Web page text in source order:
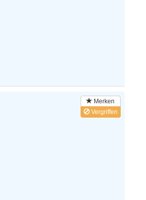
Merken
Vergriffen